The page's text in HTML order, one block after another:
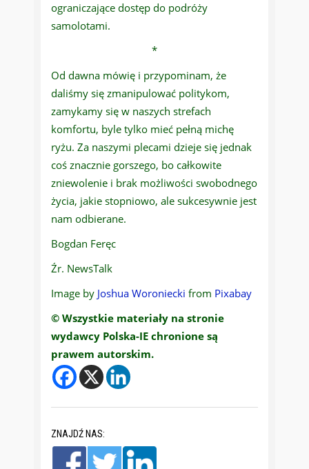
ograniczające dostęp do podróży
samolotami.
*
Od dawna mówię i przypominam, że
daliśmy się zmanipulować politykom,
zamykamy się w naszych strefach
komfortu, byle tylko mieć pełną michę
ryżu. Za naszymi plecami dzieje się jednak
coś znacznie gorszego, bo całkowite
zniewolenie i brak możliwości swobodnego
życia, jakie stopniowo, ale sukcesywnie jest
nam odbierane.
Bogdan Feręc
Źr. NewsTalk
Image by Joshua Woroniecki from Pixabay
© Wszystkie materiały na stronie
wydawcy Polska-IE chronione są
prawem autorskim.
ZNAJDŹ NAS: